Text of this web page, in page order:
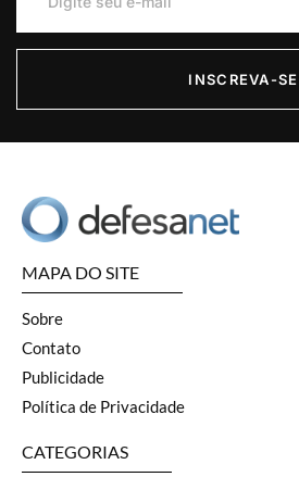
INSCREVA-SE
MAPA DO SITE
Sobre
Contato
Publicidade
Política de Privacidade
CATEGORIAS